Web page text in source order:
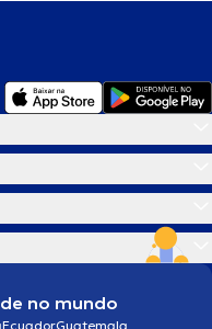
no mundo
EcuadorGuatemala